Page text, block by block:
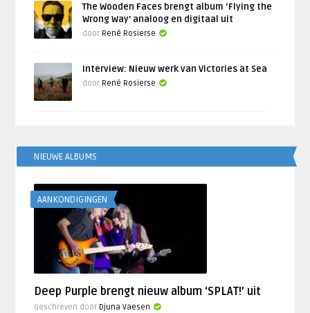
The Wooden Faces brengt album ‘Flying the
Wrong Way’ analoog en digitaal uit
door René Rosierse
Interview: Nieuw werk van Victories at Sea
door René Rosierse
NIEUWE ALBUMS
AANKONDIGINGEN
Deep Purple brengt nieuw album ‘SPLAT!’ uit
Geschreven door Djuna Vaesen